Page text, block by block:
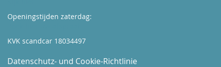
Openingstijden zaterdag:
KVK scandcar 18034497
Datenschutz- und Cookie-Richtlinie